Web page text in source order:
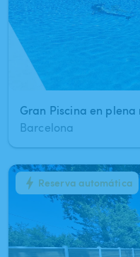
Barcelona
1/5 Reserva automática